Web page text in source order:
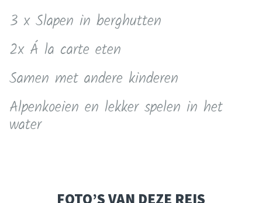
3 x Slapen in berghutten
2x Á la carte eten
Samen met andere kinderen
Alpenkoeien en lekker spelen in het
water
FOTO’S VAN DEZE REIS